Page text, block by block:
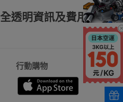
全透明資訊及費用
行動購物